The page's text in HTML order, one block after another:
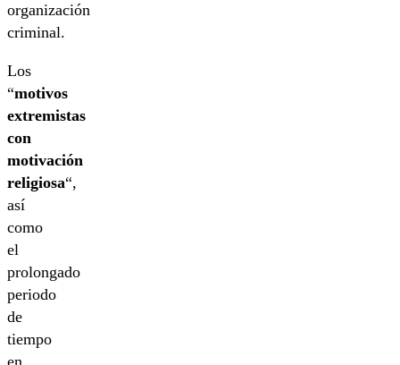
organización
criminal.
Los
“motivos
extremistas
con
motivación
religiosa“,
así
como
el
prolongado
periodo
de
tiempo